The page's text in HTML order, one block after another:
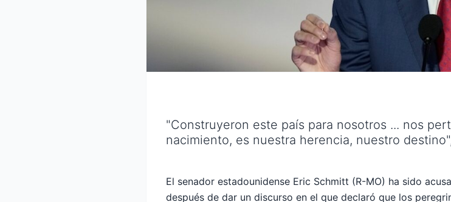
"Construyeron este país para nosotros ... nos
nacimiento, es nuestra herencia, nuestro
El senador estadounidense Eric Schmitt (R-MO) ha sido
después de dar un discurso en el que declaró que los